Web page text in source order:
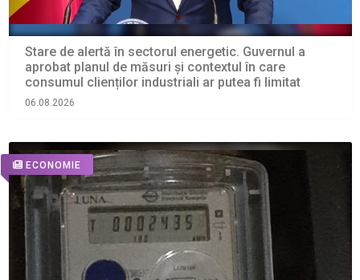
Stare de alertă în sectorul energetic. Guvernul a
aprobat planul de măsuri și contextul în care
consumul clienților industriali ar putea fi limitat
06.08.2026
ECONOMIE